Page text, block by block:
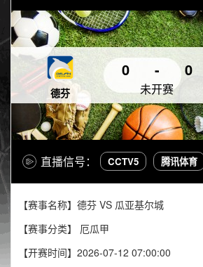
德芬
0 - 0
未开赛
直播信号： CCTV5 腾讯体育
【赛事名称】德芬 VS 瓜亚基尔城
【赛事分类】 厄瓜甲
【开赛时间】2026-07-12 07:00:00